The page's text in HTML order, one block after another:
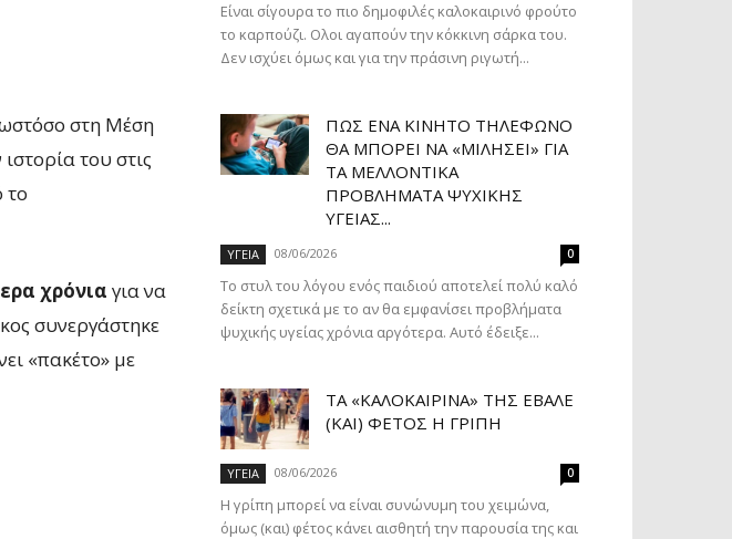
ωστόσο στη Μέση
του στις
το
χρόνια για να
συνεργάστηκε
«πακέτο» με
Eίναι σίγουρα το πιο δημοφιλές καλοκαιρινό φρούτο
το καρπούζι. Ολοι αγαπούν την κόκκινη σάρκα του.
Δεν ισχύει όμως και για την πράσινη ριγωτή...
ΠΏΣ ΈΝΑ ΚΙΝΗΤΌ ΤΗΛΈΦΩΝΟ
ΘΑ ΜΠΟΡΕΊ ΝΑ «ΜΙΛΉΣΕΙ» ΓΙΑ
ΤΑ ΜΕΛΛΟΝΤΙΚΆ
ΠΡΟΒΛΉΜΑΤΑ ΨΥΧΙΚΉΣ
ΥΓΕΊΑΣ...
ΥΓΕΙΑ 08/06/2026 0
Το στυλ του λόγου ενός παιδιού αποτελεί πολύ καλό
δείκτη σχετικά με το αν θα εμφανίσει προβλήματα
ψυχικής υγείας χρόνια αργότερα. Αυτό έδειξε...
ΤΑ «ΚΑΛΟΚΑΙΡΙΝΆ» ΤΗΣ ΈΒΑΛΕ
(ΚΑΙ) ΦΈΤΟΣ Η ΓΡΊΠΗ
ΥΓΕΙΑ 08/06/2026 0
Η γρίπη μπορεί να είναι συνώνυμη του χειμώνα,
όμως (και) φέτος κάνει αισθητή την παρουσία της και